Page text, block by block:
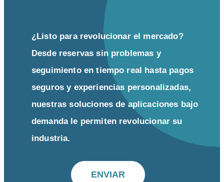
¿Listo para revolucionar el mercado?
Desde reservas sin problemas y
seguimiento en tiempo real hasta pagos
seguros y experiencias personalizadas,
nuestras soluciones de aplicaciones bajo
demanda le permiten revolucionar su
industria.
ENVIAR